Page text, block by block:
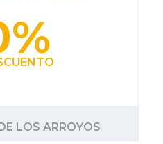
LOS ARROYOS